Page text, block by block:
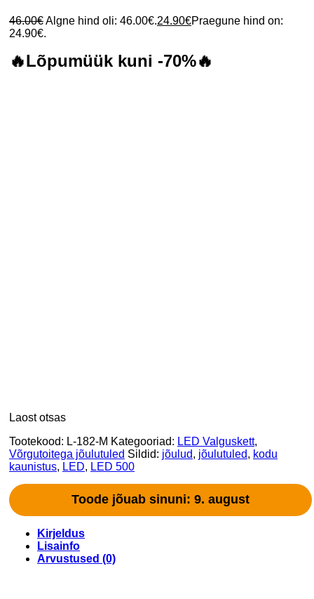
46.00€Algne hind oli: 46.00€.24.90€Praegune hind on:
24.90€.
🔥Lõpumüük kuni -70%🔥
Laost otsas
Tootekood: L-182-M Kategooriad: LED Valguskett,
Võrgutoitega jõulutuled Sildid: jõulud, jõulutuled, kodu
kaunistus, LED, LED 500
Toode jõuab sinuni: 9. august
Kirjeldus
Lisainfo
Arvustused (0)